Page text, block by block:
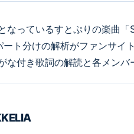
なっているすとぷりの楽曲
ト分けの解析がファンサイ
な付き歌詞の解読と各メンバ